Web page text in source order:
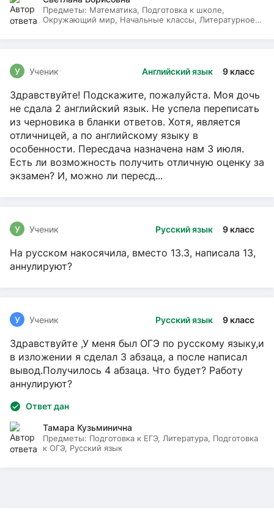
Предметы: Математика, Подготовка к школе,
Окружающий мир, Начальные классы, Литературное
Английский язык 9 класс
У Ученик
Здравствуйте! Подскажите, пожалуйста. Моя дочь
не сдала 2 английский язык. Не успела переписать
из черновика в бланки ответов. Хотя, является
отличницей, а по английскому языку в
особенности. Пересдача назначена нам 3 июля.
Есть ли возможность получить отличную оценку за
экзамен? И, можно ли пересд...
Русский язык 9 класс
У Ученик
На русском накосячила, вместо 13.3, написала 13,
аннулируют?
Русский язык 9 класс
У Ученик
Здравствуйте ,У меня был ОГЭ по русскому языку,и
в изложении я сделал 3 абзаца, а после написал
вывод.Получилось 4 абзаца. Что будет? Работу
аннулируют?
Ответ дан
Тамара Кузьминична
Предметы: Подготовка к ЕГЭ, Литература, Подготовка
к ОГЭ, Русский язык